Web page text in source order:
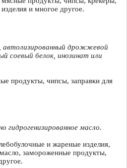
и многое другое.
дрожжевой
соевый белок, инозинат или
продукты, чипсы, заправки для
гидрогенизированное масло.
и жареные изделия,
замороженные продукты,